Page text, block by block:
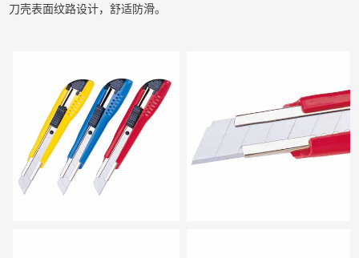
刀壳表面纹路设计，舒适防滑。